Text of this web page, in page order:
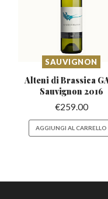
SAUVIGNON
Alteni di Brassica
Sauvignon 2016
€259.00
AGGIUNGI AL CARRELLO